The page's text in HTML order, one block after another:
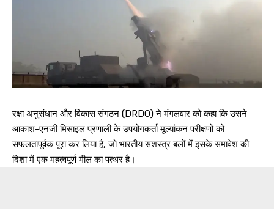
रक्षा अनुसंधान और विकास संगठन (DRDO) ने मंगलवार को कहा कि उसने
आकाश-एनजी मिसाइल प्रणाली के उपयोगकर्ता मूल्यांकन परीक्षणों को
सफलतापूर्वक पूरा कर लिया है, जो भारतीय सशस्त्र बलों में इसके समावेश की
दिशा में एक महत्वपूर्ण मील का पत्थर है।